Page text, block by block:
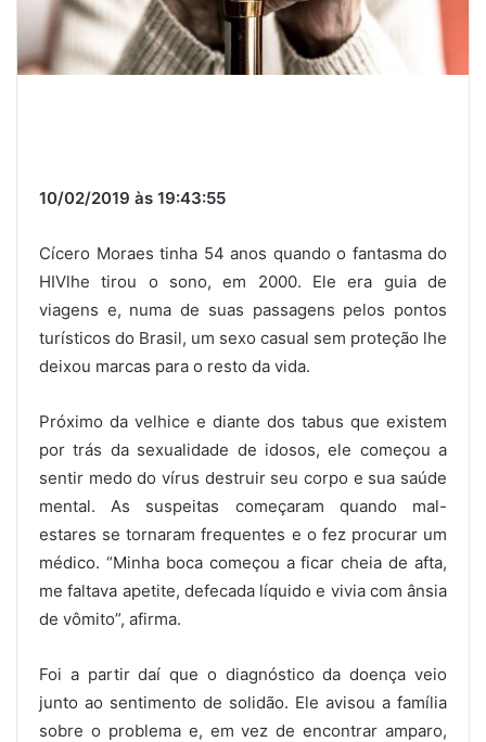
10/02/2019 às 19:43:55
Cícero Moraes tinha 54 anos quando o fantasma do
HIVlhe tirou o sono, em 2000. Ele era guia de
viagens e, numa de suas passagens pelos pontos
turísticos do Brasil, um sexo casual sem proteção lhe
deixou marcas para o resto da vida.
Próximo da velhice e diante dos tabus que existem
por trás da sexualidade de idosos, ele começou a
sentir medo do vírus destruir seu corpo e sua saúde
mental. As suspeitas começaram quando mal-
estares se tornaram frequentes e o fez procurar um
médico. “Minha boca começou a ficar cheia de afta,
me faltava apetite, defecada líquido e vivia com ânsia
de vômito”, afirma.
Foi a partir daí que o diagnóstico da doença veio
junto ao sentimento de solidão. Ele avisou a família
sobre o problema e, em vez de encontrar amparo,